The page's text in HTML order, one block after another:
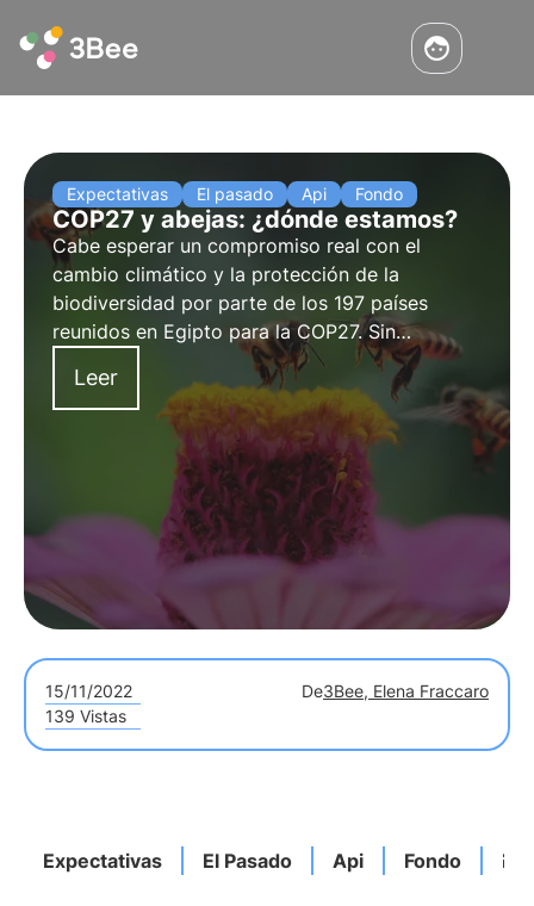
Expectativas El pasado Api Fondo
COP27 y abejas: ¿dónde estamos?
Cabe esperar un compromiso real con el
cambio climático y la protección de la
biodiversidad por parte de los 197 países
reunidos en Egipto para la COP27. Sin
embargo, el vaivén en la aplicación del
Acuerdo de París no augura nada bueno. El
tiempo lo dirá, pero las abejas tienen poco
Leer
15/11/2022 De3Bee, Elena Fraccaro
139 Vistas
Expectativas El Pasado Api Fondo